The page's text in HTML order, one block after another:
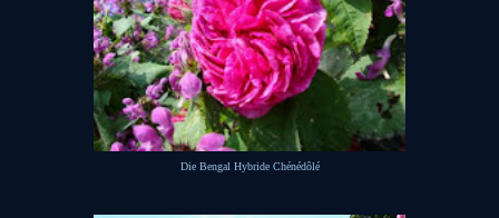
Die Bengal Hybride Chénédôlé